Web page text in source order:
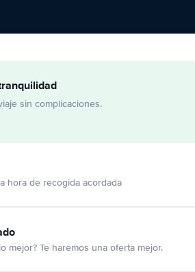
sin complicaciones.
hora de recogida acordada
mejor? Te haremos una oferta mejor.